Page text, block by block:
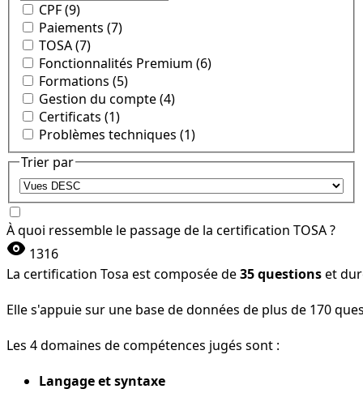
CPF (9)
Paiements (7)
TOSA (7)
Fonctionnalités Premium (6)
Formations (5)
Gestion du compte (4)
Certificats (1)
Problèmes techniques (1)
Trier par
À quoi ressemble le passage de la certification TOSA ?
visibility 1316
La certification Tosa est composée de35 questionset
Elle s'appuie sur une base de données de plus de 170
Les 4 domaines de compétences jugés sont :
Langage et syntaxe